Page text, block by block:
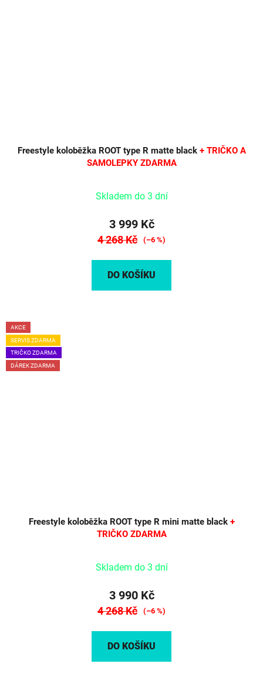
Freestyle koloběžka ROOT type R matte black + TRIČKO A
SAMOLEPKY ZDARMA
Skladem do 3 dní
3 999 Kč
4 268 Kč (–6 %)
DO KOŠÍKU
AKCE
SERVIS ZDARMA
TRIČKO ZDARMA
DÁREK ZDARMA
Freestyle koloběžka ROOT type R mini matte black +
TRIČKO ZDARMA
Skladem do 3 dní
3 990 Kč
4 268 Kč (–6 %)
DO KOŠÍKU